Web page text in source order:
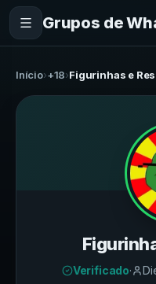
Grupos de
Início›+18›Figurinhas e
Verificado·